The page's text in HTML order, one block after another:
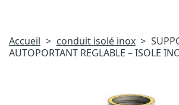
Accueil conduit isolé inox
AUTOPORTANT REGLABLE – ISOLE